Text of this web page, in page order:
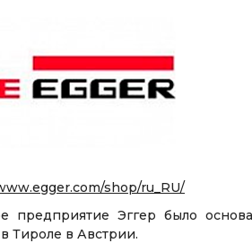
shop/ru_RU/
предприятие Эггер было
Тироле в Австрии.